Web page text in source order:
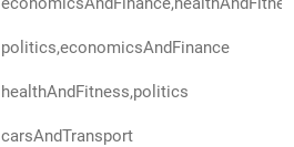
politics,economicsAndFinance
healthAndFitness,politics
carsAndTransport